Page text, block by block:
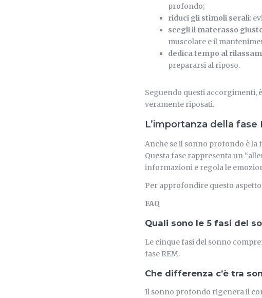
profondo;
riduci gli stimoli serali:
scegli il materasso
muscolare e il
dedica tempo al
prepararsi al riposo.
Seguendo questi accorgimenti,
veramente riposati.
L’importanza della fase
Anche se il sonno profondo è la
Questa fase rappresenta un
informazioni e regola le
Per approfondire questo
FAQ
Quali sono le 5 fasi del
Le cinque fasi del sonno
fase REM.
Che differenza c’è tra
Il sonno profondo rigenera il